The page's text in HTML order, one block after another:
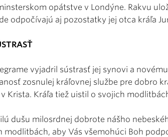
opátstve v Londýne. Rakvu
odpočívajú aj pozostatky jej otca kráľa
vyjadril sústrasť jej synovi a
zosnulej kráľovnej službe pre dobro
Krista. Kráľa tiež uistil o svojich
dušu milosrdnej dobrote nášho
modlitbách, aby Vás všemohúci Boh